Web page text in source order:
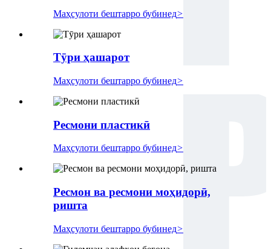
Маҳсулоти бештарро бубинед>
Тӯри ҳашарот
Маҳсулоти бештарро бубинед>
Ресмони пластикӣ
Маҳсулоти бештарро бубинед>
Ресмон ва ресмони моҳидорӣ,
ришта
Маҳсулоти бештарро бубинед>